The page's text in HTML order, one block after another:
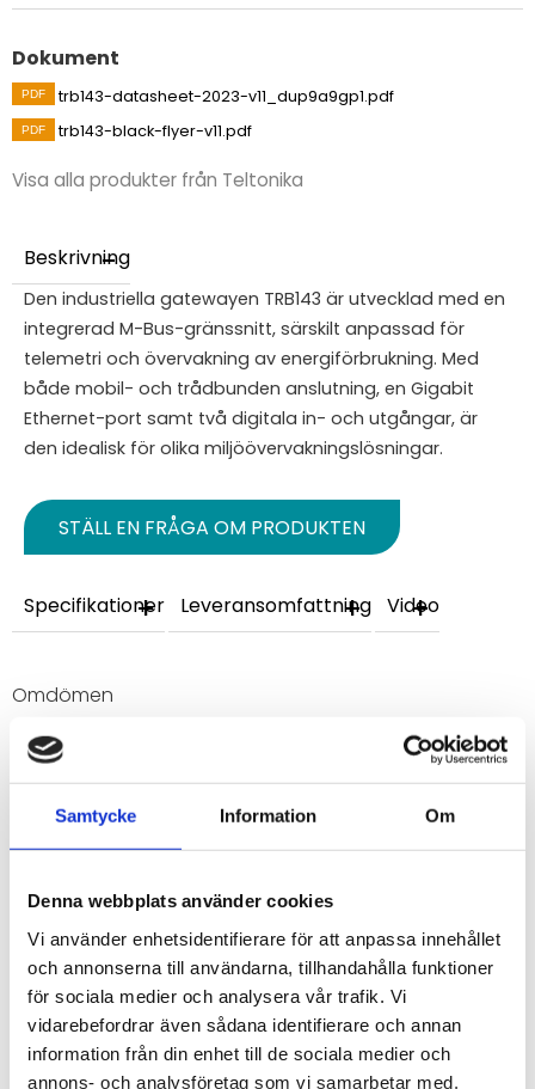
Samtycke Information Om
Denna webbplats använder cookies
Vi använder enhetsidentifierare för att anpassa innehållet
och annonserna till användarna, tillhandahålla funktioner
för sociala medier och analysera vår trafik. Vi
vidarebefordrar även sådana identifierare och annan
information från din enhet till de sociala medier och
annons- och analysföretag som vi samarbetar med.
Dokument
trb143-datasheet-2023-v11_dup9a9gp1.pdf
trb143-black-flyer-v11.pdf
Visa alla produkter från Teltonika
Beskrivning
Den industriella gatewayen TRB143 är utvecklad med en
integrerad M-Bus-gränssnitt, särskilt anpassad för
telemetri och övervakning av energiförbrukning. Med
både mobil- och trådbunden anslutning, en Gigabit
Ethernet-port samt två digitala in- och utgångar, är
den idealisk för olika miljöövervakningslösningar.
STÄLL EN FRÅGA OM PRODUKTEN
Specifikationer Leveransomfattning Video
Omdömen
Bli den första att lämna ett omdöme.